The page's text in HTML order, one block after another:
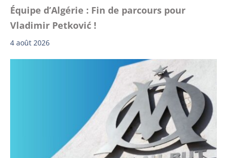
Équipe d’Algérie : Fin de parcours pour
Vladimir Petković !
4 août 2026